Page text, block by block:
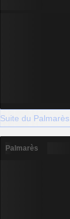
Suite du Palmarès
Palmarès